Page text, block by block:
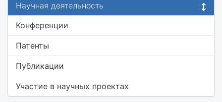
Научная деятельность
Конференции
Патенты
Публикации
Участие в научных проектах